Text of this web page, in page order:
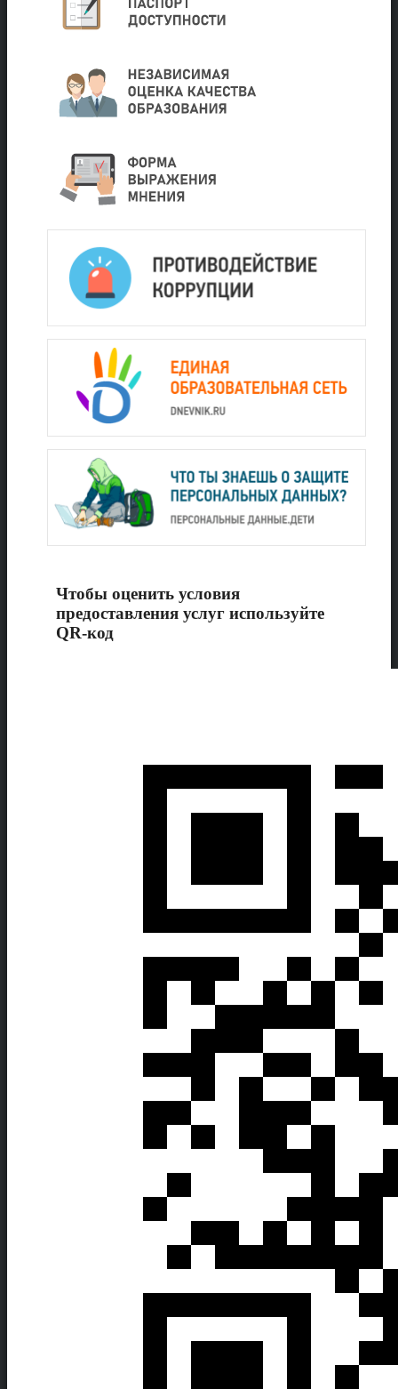
Чтобы оценить условия
предоставления услуг используйте
QR-код